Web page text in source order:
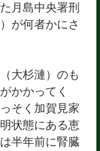
月島中央署刑
が何者かにさ
大杉漣）のも
かかってく
そく加賀見家
状態にある恵
半年前に腎臓